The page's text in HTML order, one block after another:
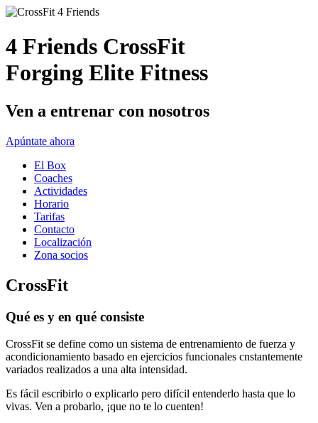
4 Friends CrossFit
Forging Elite Fitness
Ven a entrenar con nosotros
Apúntate ahora
El Box
Coaches
Actividades
Horario
Tarifas
Contacto
Localización
Zona socios
CrossFit
Qué es y en qué consiste
CrossFit se define como un sistema de entrenamiento de fuerza y
acondicionamiento basado en ejercicios funcionales cnstantemente
variados realizados a una alta intensidad.
Es fácil escribirlo o explicarlo pero difícil entenderlo hasta que lo
vivas. Ven a probarlo, ¡que no te lo cuenten!